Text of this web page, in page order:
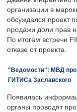
организации в
обсуждался проект
продажи доли прав
По итогам встречи
отказе от проекта.
"Ведомости": МВД
ГИТИСа Заславского
Появилась
органы проводят